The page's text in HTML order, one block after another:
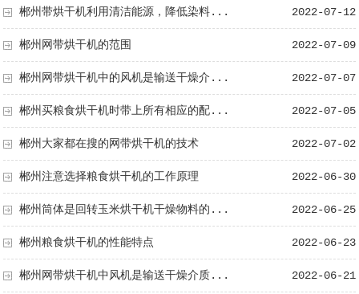
2022-07-12
郴州带烘干机利用清洁能源，降低染料...
2022-07-09
郴州网带烘干机的范围
2022-07-07
郴州网带烘干机中的风机是输送干燥介...
2022-07-05
郴州买粮食烘干机时带上所有相应的配...
2022-07-02
郴州大家都在搜的网带烘干机的技术
2022-06-30
郴州注意选择粮食烘干机的工作原理
2022-06-25
郴州筒体是回转玉米烘干机干燥物料的...
2022-06-23
郴州粮食烘干机的性能特点
2022-06-21
郴州网带烘干机中风机是输送干燥介质...